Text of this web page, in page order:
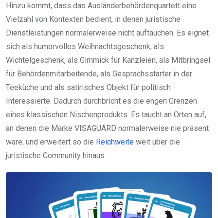
Hinzu kommt, dass das Ausländerbehördenquartett eine
Vielzahl von Kontexten bedient, in denen juristische
Dienstleistungen normalerweise nicht auftauchen. Es eignet
sich als humorvolles Weihnachtsgeschenk, als
Wichtelgeschenk, als Gimmick für Kanzleien, als Mitbringsel
für Behördenmitarbeitende, als Gesprächsstarter in der
Teeküche und als satirisches Objekt für politisch
Interessierte. Dadurch durchbricht es die engen Grenzen
eines klassischen Nischenprodukts. Es taucht an Orten auf,
an denen die Marke VISAGUARD normalerweise nie präsent
wäre, und erweitert so die Reichweite weit über die
juristische Community hinaus.